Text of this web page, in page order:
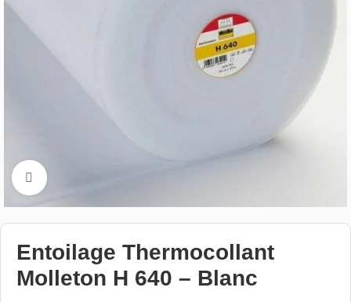
Cliquez pour aggrandir
Entoilage Thermocollant
Molleton H 640 – Blanc